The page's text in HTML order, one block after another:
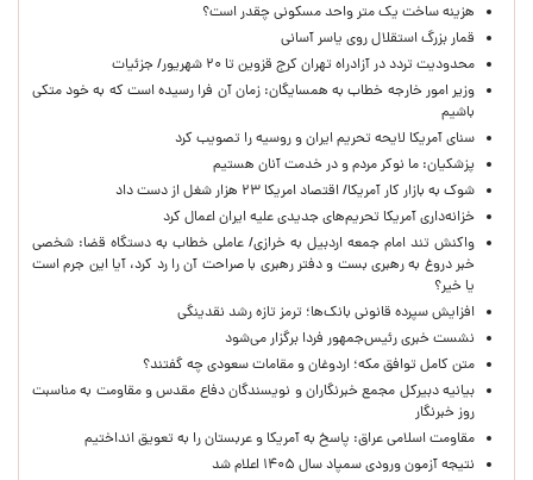
هزینه ساخت یک متر واحد مسکونی چقدر است؟
قمار بزرگ استقلال روی یاسر آسانی
محدودیت تردد در آزادراه تهران کرج قزوین تا ۲۰ شهریور/ جزئیات
وزیر امور خارجه خطاب به همسایگان: زمان آن فرا رسیده است که به خود متکی
باشیم
سنای آمریکا لایحه تحریم ایران و روسیه را تصویب کرد
پزشکیان: ما نوکر مردم و در خدمت آنان هستیم
شوک به بازار کار آمریکا/ اقتصاد امریکا ۲۳ هزار شغل از دست داد
خزانه‌داری آمریکا تحریم‌های جدیدی علیه ایران اعمال کرد
واکنش تند امام جمعه اردبیل به خرازی/ عاملی خطاب به دستگاه قضا: شخصی
خبر دروغ به رهبری بست و دفتر رهبری با صراحت آن را رد کرد، آیا این جرم است
یا خیر؟
افزایش سپرده قانونی بانک‌ها؛ ترمز تازه رشد نقدینگی
نشست خبری رئیس‌جمهور فردا برگزار می‌شود
متن کامل توافق مکه؛ اردوغان و مقامات سعودی چه گفتند؟
بیانیه دبیرکل مجمع خبرنگاران و نویسندگان دفاع مقدس و مقاومت به مناسبت
روز خبرنگار
مقاومت اسلامی عراق: پاسخ به آمریکا و عربستان را به تعویق انداختیم
نتیجه آزمون ورودی سمپاد سال ۱۴۰۵ اعلام شد